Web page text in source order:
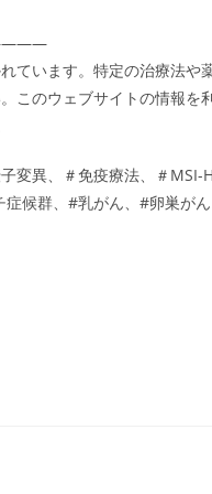
ています。特定の治療法や
このウェブサイトの情報を
変異、＃免疫療法、＃
候群、#乳がん、#卵巣が